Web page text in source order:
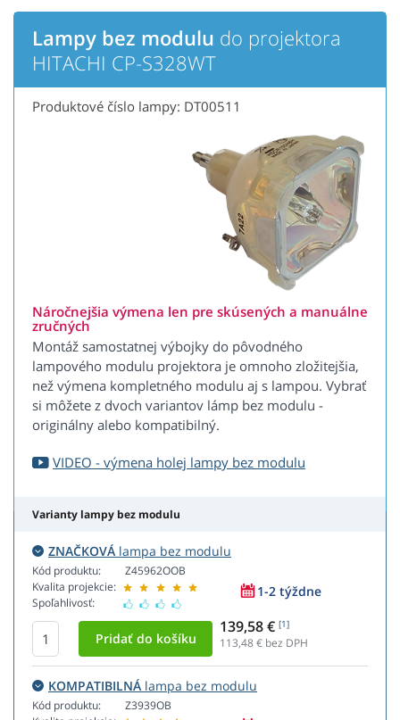
Lampy bez modulu do projektora
HITACHI CP-S328WT
Produktové číslo lampy: DT00511
Náročnejšia výmena len pre skúsených a manuálne
zručných
Montáž samostatnej výbojky do pôvodného
lampového modulu projektora je omnoho zložitejšia,
než výmena kompletného modulu aj s lampou. Vybrať
si môžete z dvoch variantov lámp bez modulu -
originálny alebo kompatibilný.
VIDEO - výmena holej lampy bez modulu
Varianty lampy bez modulu
ZNAČKOVÁ lampa bez modulu
Kód produktu:
Kvalita projekcie:
Spoľahlivosť:
Z45962OOB
1-2 týždne
139,58 € [1]
113,48€ bez DPH
KOMPATIBILNÁ lampa bez modulu
Kód produktu:
Z3939OB